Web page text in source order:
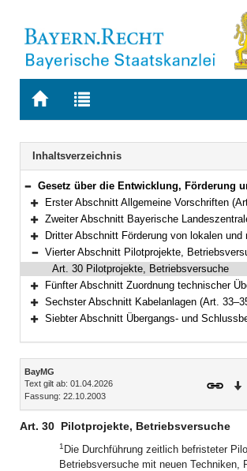
Zur
BAYERN.RECHT
Zur
letzten
Suche
Navigation
Inhaltsverzeichnis
Bereich reduzieren
Gesetz über die Entwicklung, Förderung und Veranstaltung privater Rundfunkangebote und anderer Telemedien in Bayern (Bayerisches Mediengesetz – BayMG) in der Fassung der
Bereich erweitern
Erster Abschnitt Allgemeine Vorschriften
Bereich erweitern
Zweiter Abschnitt Bayerische Landeszentrale für
Bereich erweitern
Dritter Abschnitt Förderung von lokalen und regionalen Fernsehangeboten, Organisation und
Bereich reduzieren
Vierter Abschnitt Pilotprojekte,
Art. 30 Pilotprojekte, Betriebsversuche
Bereich erweitern
Fünfter Abschnitt Zuordnung technischer
Bereich erweitern
Sechster Abschnitt Kabelanlagen (Art.
Siebter Abschnitt Übergangs- und
Inhalt
BayMG
Text gilt ab: 01.04.2026
Fassung: 22.10.2003
Art. 30 Pilotprojekte, Betriebsversuche
1 Die Durchführung zeitlich befristeter
Betriebsversuche mit neuen Techniken,